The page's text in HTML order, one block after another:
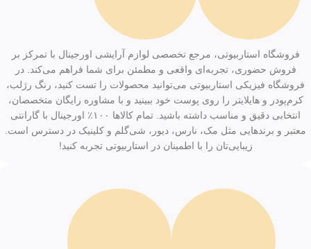
فروشگاه استاربیوتی، مرجع تخصصی لوازم آرایشی اورجینال با تمرکز بر
فروش حضوری، تجربه‌ای واقعی و مطمئن برای شما فراهم می‌کند. در
فروشگاه فیزیکی استاربیوتی می‌توانید محصولات را تست کنید، رنگ رژلب،
کرم‌پودر و هایلایتر را روی پوست خود ببینید و با مشاوره رایگان متخصصان،
انتخابی دقیق و مناسب داشته باشید. تمام کالاها ۱۰۰٪ اورجینال با گارانتی
معتبر و برندهایی مثل مک، نارس، دیور، شی‌گلم و کلینیک در دسترس است.
زیبایی‌تان را با اطمینان در استاربیوتی تجربه کنید!